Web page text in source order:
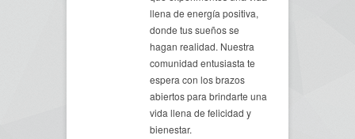
llena de energía positiva,
donde tus sueños se
hagan realidad. Nuestra
comunidad entusiasta te
espera con los brazos
abiertos para brindarte una
vida llena de felicidad y
bienestar.